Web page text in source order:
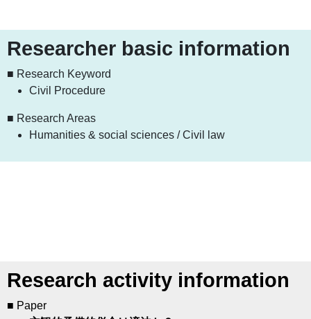
Researcher basic information
■ Research Keyword
Civil Procedure
■ Research Areas
Humanities & social sciences / Civil law
Research activity information
■ Paper